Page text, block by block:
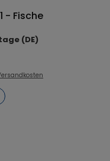
- Fische
(DE)